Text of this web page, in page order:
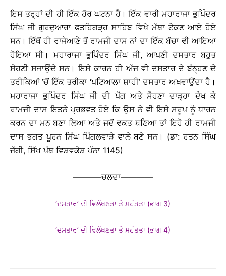
ਇਸ ਤਰ੍ਹਾਂ ਦੀ ਹੀ ਇੱਕ ਹੋਰ ਘਟਨਾ ਹੈ। ਇੱਕ ਵਾਰੀ ਮਹਾਰਾਜਾ ਭੁਪਿੰਦਰ
ਸਿੰਘ ਜੀ ਗੁਰਦੁਆਰਾ ਫਤਹਿਗੜ੍ਹ ਸਾਹਿਬ ਵਿਖੇ ਮੱਥਾ ਟੇਕਣ ਆਏ ਹੋਏ
ਸਨ। ਇੱਥੋਂ ਹੀ ਰਾਜੇਆਣੇ ਤੋਂ ਰਾਮਜੀ ਦਾਸ ਨਾਂ ਦਾ ਇੱਕ ਬੱਚਾ ਵੀ ਆਇਆ
ਹੋਇਆ ਸੀ। ਮਹਾਰਾਜਾ ਭੁਪਿੰਦਰ ਸਿੰਘ ਜੀ, ਆਪਣੀ ਦਸਤਾਰ ਬਹੁਤ
ਸੋਹਣੀ ਸਜਾਉਂਦੇ ਸਨ। ਇਸੇ ਕਾਰਨ ਹੀ ਅੱਜ ਵੀ ਦਸਤਾਰ ਦੇ ਬੰਨ੍ਹਣ ਦੇ
ਤਰੀਕਿਆਂ ’ਚੋਂ ਇੱਕ ਤਰੀਕਾ ‘ਪਟਿਆਲਾ ਸ਼ਾਹੀ’ ਦਸਤਾਰ ਅਖਵਾਉਂਦਾ ਹੈ।
ਮਹਾਰਾਜਾ ਭੁਪਿੰਦਰ ਸਿੰਘ ਜੀ ਦੀ ਪੱਗ ਅਤੇ ਸੋਹਣਾ ਦਾੜ੍ਹਾ ਦੇਖ ਕੇ
ਰਾਮਜੀ ਦਾਸ ਇਤਨੇ ਪ੍ਰਭਵਤ ਹੋਏ ਕਿ ਉਸ ਨੇ ਵੀ ਇਸੇ ਸਰੂਪ ਨੂੰ ਧਾਰਨ
ਕਰਨ ਦਾ ਮਨ ਬਣਾ ਲਿਆ ਅਤੇ ਜਦੋਂ ਵਕਤ ਬਣਿਆ ਤਾਂ ਇਹੋ ਹੀ ਰਾਮਜੀ
ਦਾਸ ਭਗਤ ਪੂਰਨ ਸਿੰਘ ਪਿੰਗਲਵਾੜੇ ਵਾਲੇ ਬਣੇ ਸਨ। (ਡਾ: ਰਤਨ ਸਿੰਘ
ਜੱਗੀ, ਸਿੱਖ ਪੰਥ ਵਿਸ਼ਵਕੋਸ਼ ਪੰਨਾ 1145)
———–ਚਲਦਾ————
‘ਦਸਤਾਰ’ ਦੀ ਵਿਲੱਖਣਤਾ ਤੇ ਮਹੱਤਤਾ (ਭਾਗ 3)
‘ਦਸਤਾਰ’ ਦੀ ਵਿਲੱਖਣਤਾ ਤੇ ਮਹੱਤਤਾ (ਭਾਗ 4)